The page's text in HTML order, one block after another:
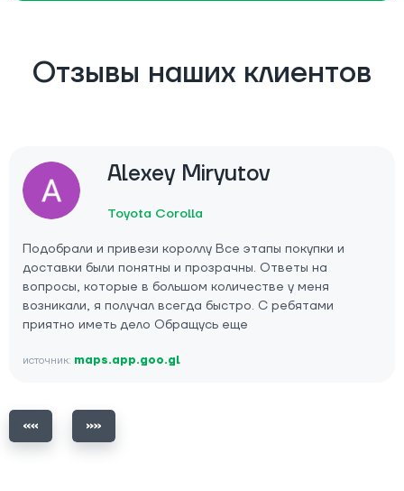
Отзывы наших клиентов
Alexey Miryutov
Toyota Corolla
Подобрали и привези короллу Все этапы покупки и
доставки были понятны и прозрачны. Ответы на
вопросы, которые в большом количестве у меня
возникали, я получал всегда быстро. С ребятами
приятно иметь дело Обращусь еще
источник: maps.app.goo.gl